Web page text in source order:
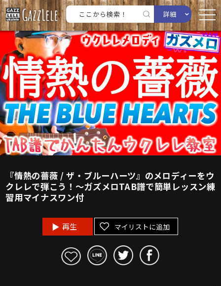
詳細
『情熱の薔薇 / ザ・ブルーハーツ』のメロディーをウ
クレレで弾こう！〜ガズメロTAB譜で簡単レッスン練
習用マイナスワン付
再生 マイリストに追加